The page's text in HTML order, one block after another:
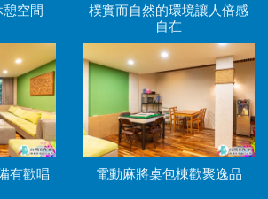
空間
樸實而自然的環境讓人倍感
自在
有歡唱
電動麻將桌包棟歡聚逸品